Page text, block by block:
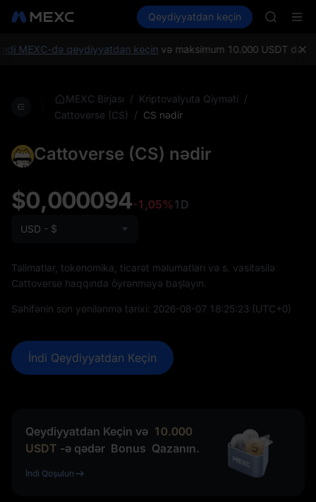
Bazarlar Spot Futures SPCX
Qeydiyyatdan keçin
SKYAI
SPCX
MEXC-də qeydiyyatdan keçinvə maksimum 10.000 USDT
MEXC Birjası / Kriptovalyuta Qiyməti /
Cattoverse (CS)
/ CS nədir
Cattoverse (CS) nədir
$0,000094-1,05%1D
USD - $
Təlimatlar, tokenomika, ticarət məlumatları və s. vasitəsilə
Cattoverse haqqında öyrənməyə başlayın.
Səhifənin son yenilənmə tarixi: 2026-08-07 18:25:23 (UTC+0)
İndi Qeydiyyatdan Keçin
Qeydiyyatdan Keçin və 10.000
USDT -ə qədər Bonus Qazanın.
İndi Qoşulun